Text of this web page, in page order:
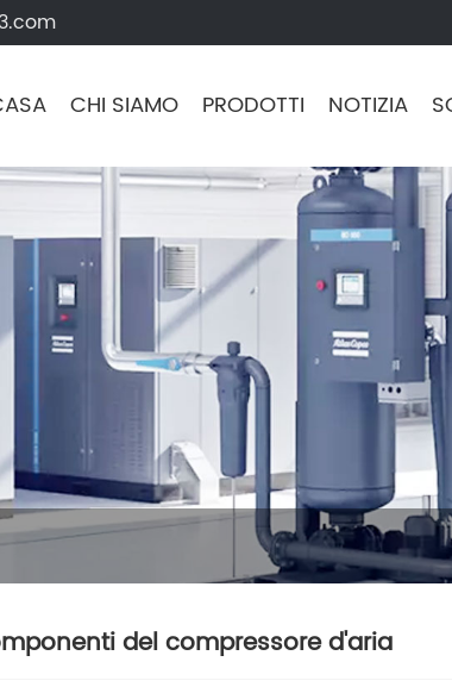
CHI SIAMO PRODOTTI NOTIZIA
del compressore d'aria